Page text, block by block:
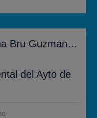
Bru Guzman…
del Ayto de